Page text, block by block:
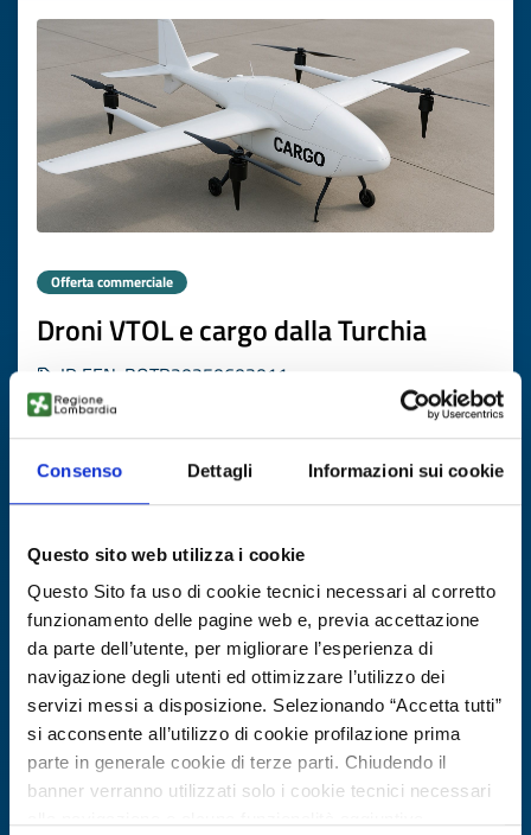
Consenso Dettagli Informazioni sui cookie
Questo sito web utilizza i cookie
Questo Sito fa uso di cookie tecnici necessari al corretto
funzionamento delle pagine web e, previa accettazione
da parte dell’utente, per migliorare l’esperienza di
navigazione degli utenti ed ottimizzare l’utilizzo dei
servizi messi a disposizione. Selezionando “Accetta tutti”
si acconsente all’utilizzo di cookie profilazione prima
parte in generale cookie di terze parti. Chiudendo il
banner verranno utilizzati solo i cookie tecnici necessari
Offerta commerciale
Droni VTOL e cargo dalla Turchia
ID EEN: BOTR20250603011
SCOPRI DI PIÙ →